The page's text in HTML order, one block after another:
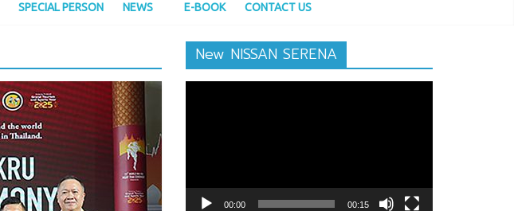
SPECIAL PERSON NEWS E-BOOK CONTACT US
New NISSAN SERENA
00:00 00:15